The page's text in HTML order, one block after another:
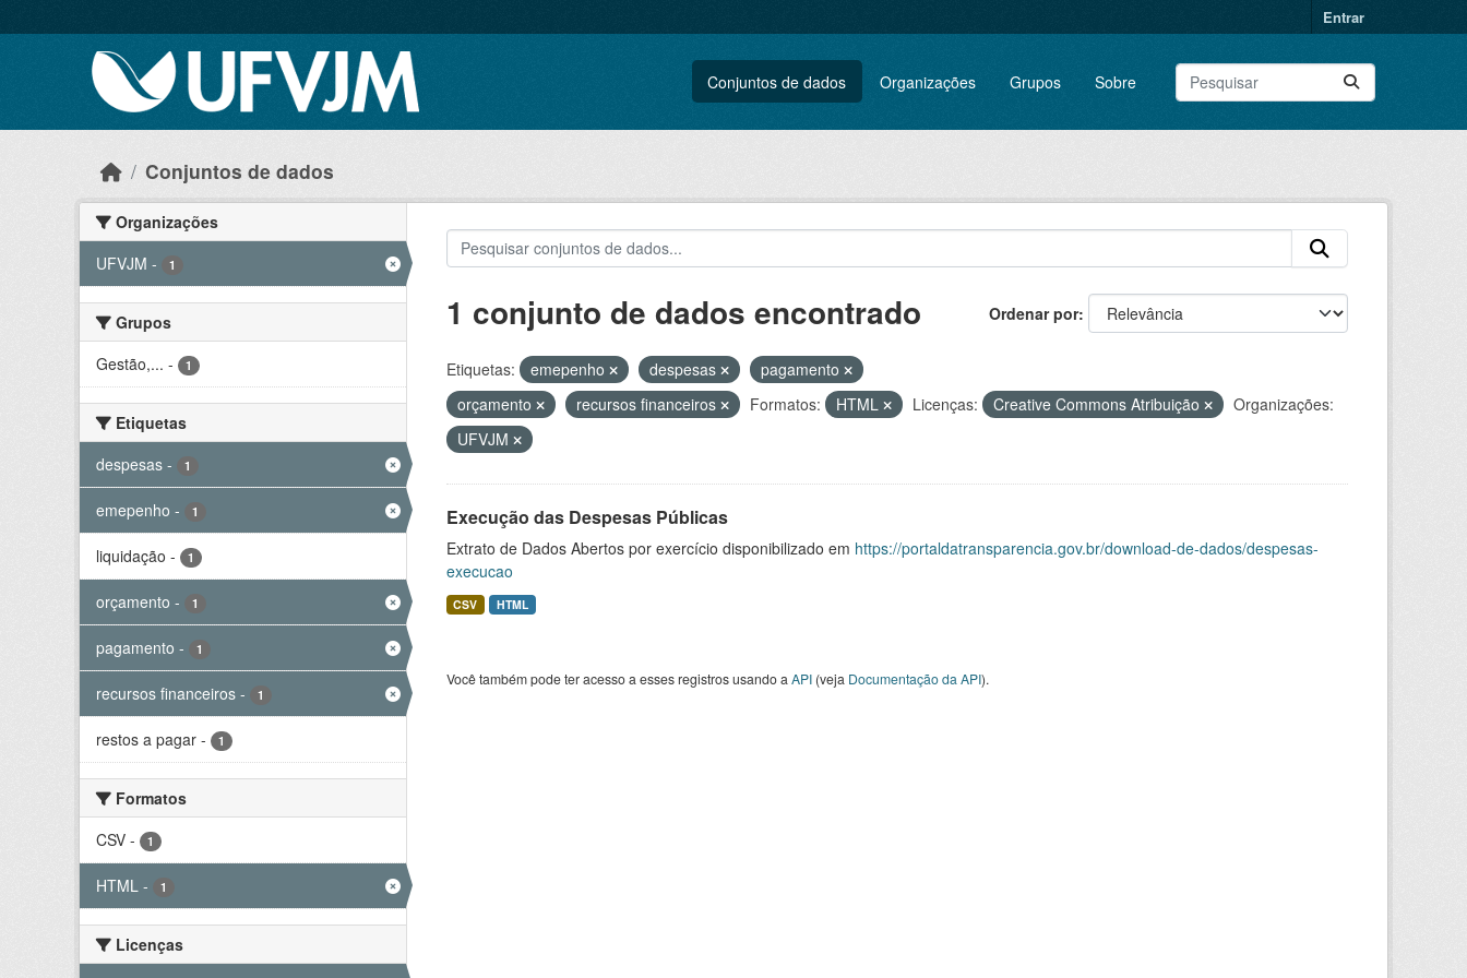
Entrar
Conjuntos de dados Organizações Grupos Sobre
Conjuntos de dados
Organizações
UFVJM - 1
Grupos
Gestão,... - 1
Etiquetas
despesas - 1
emepenho - 1
liquidação - 1
orçamento - 1
pagamento - 1
recursos financeiros - 1
restos a pagar - 1
Formatos
CSV - 1
HTML - 1
Licenças
Ordenar por
1 conjunto de dados encontrado
Etiquetas: emepenho despesas
pagamento
orçamento
recursos financeiros Formatos: HTML Licenças: Creative Commons Atribuição
Organizações:
UFVJM
Execução das Despesas Públicas
Extrato de Dados Abertos por exercício disponibilizado em https://portaldatransparencia.gov.br/download-de-dados/despesas-
execucao
CSV HTML
Você também pode ter acesso a esses registros usando a API(veja Documentação da API).